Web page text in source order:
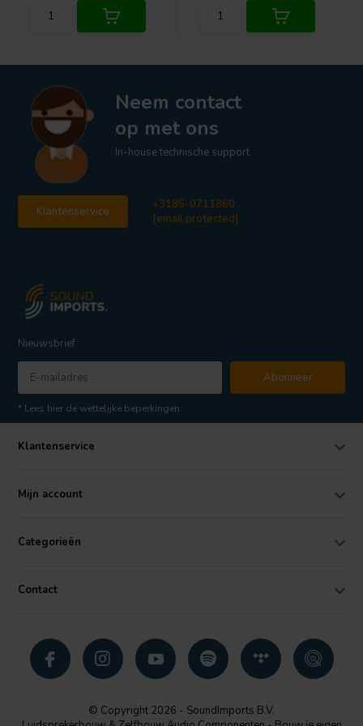
Neem contact
op met ons
In-house technische support
Klantenservice
+3185-0711860
[email protected]
Nieuwsbrief
Abonneer
* Lees hier de wettelijke beperkingen
Klantenservice
Mijn account
Categorieën
Contact
© Copyright 2026 - SoundImports B.V.